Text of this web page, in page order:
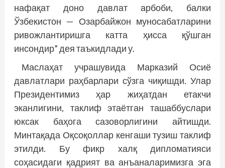
нафақат доно давлат арбоби, балки
Ўзбекистон — Озарбайжон муносабатларини
ривожлантиришга катта ҳисса қўшган
инсондир” дея таъкидлади у.
Маслаҳат учрашувида Марказий Осиё
давлатлари раҳбарлари сўзга чиқишди. Улар
Президентимиз ҳар жиҳатдан етакчи
эканлигини, таклиф этаётган ташаббуслари
юксак баҳога сазоворлигини айтишди.
Минтақада Оқсоқоллар кенгаши тузиш таклиф
этилди. Бу фикр халқ дипломатияси
соҳасидаги қадрият ва анъаналаримизга эга